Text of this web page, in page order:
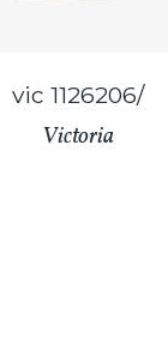
vic 1126206/
Victoria